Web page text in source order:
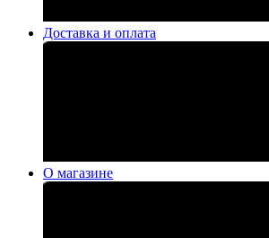
Доставка и оплата
О магазине